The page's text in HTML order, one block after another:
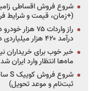
(+زمان، قیمت و شرایط
درآمد ۴۲۰ هزار میلیاردی دولت؟
خبر خوب برای خریداران
ماه‌ها انتظار وارد ایران شد
ثبت‌نام و موعد تحویل)